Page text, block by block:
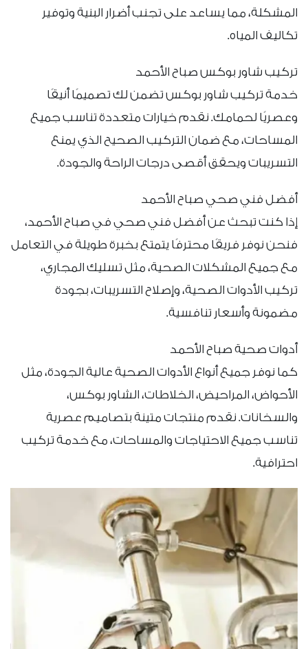
المشكلة، مما يساعد على تجنب أضرار البنية وتوفير
تكاليف المياه.
تركيب شاور بوكس صباح الأحمد
خدمة تركيب شاور بوكس تضمن لك تصميمًا أنيقًا
وعصريًا لحمامك. نقدم خيارات متعددة تناسب جميع
المساحات، مع ضمان التركيب الصحيح الذي يمنع
التسريبات ويحقق أقصى درجات الراحة والجودة.
أفضل فني صحي صباح الأحمد
إذا كنت تبحث عن أفضل فني صحي في صباح الأحمد،
فنحن نوفر فريقًا محترفًا يتمتع بخبرة طويلة في التعامل
مع جميع المشكلات الصحية، مثل تسليك المجاري،
تركيب الأدوات الصحية، وإصلاح التسريبات، بجودة
مضمونة وأسعار تنافسية.
أدوات صحية صباح الأحمد
كما نوفر جميع أنواع الأدوات الصحية عالية الجودة، مثل
الأحواض، المراحيض، الخلاطات، الشاور بوكس،
والسخانات. نقدم منتجات متينة بتصاميم عصرية
تناسب جميع الاحتياجات والمساحات، مع خدمة تركيب
احترافية.